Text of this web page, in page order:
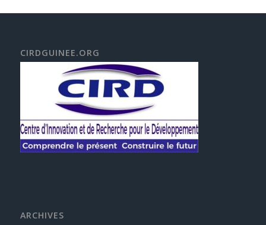
CIRDGUINEE.ORG
ARCHIVES